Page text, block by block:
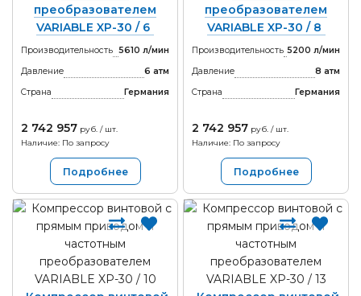
преобразователем
VARIABLE XP-30 / 6
Производительность 5610 л/мин
Давление
6 атм
Страна
Германия
2 742 957 руб. / шт.
Наличие: По запросу
Подробнее
преобразователем
VARIABLE XP-30 / 8
Производительность 5200 л/мин
Давление
8 атм
Страна
Германия
2 742 957 руб. / шт.
Наличие: По запросу
Подробнее